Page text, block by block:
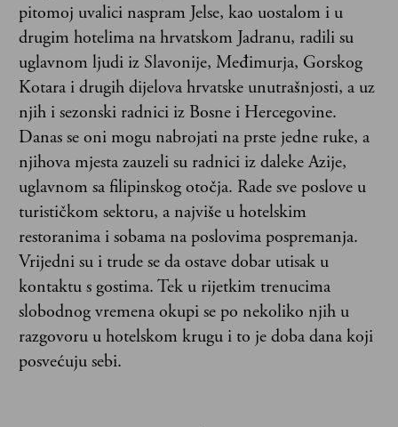
pitomoj uvalici naspram Jelse, kao uostalom i u
drugim hotelima na hrvatskom Jadranu, radili su
uglavnom ljudi iz Slavonije, Međimurja, Gorskog
Kotara i drugih dijelova hrvatske unutrašnjosti, a uz
njih i sezonski radnici iz Bosne i Hercegovine.
Danas se oni mogu nabrojati na prste jedne ruke, a
njihova mjesta zauzeli su radnici iz daleke Azije,
uglavnom sa filipinskog otočja. Rade sve poslove u
turističkom sektoru, a najviše u hotelskim
restoranima i sobama na poslovima pospremanja.
Vrijedni su i trude se da ostave dobar utisak u
kontaktu s gostima. Tek u rijetkim trenucima
slobodnog vremena okupi se po nekoliko njih u
razgovoru u hotelskom krugu i to je doba dana koji
posvećuju sebi.